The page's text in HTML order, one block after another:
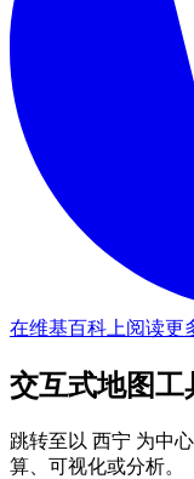
在维基百科上阅读更
交互式地图工
跳转至以 西宁 为中
算、可视化或分析。